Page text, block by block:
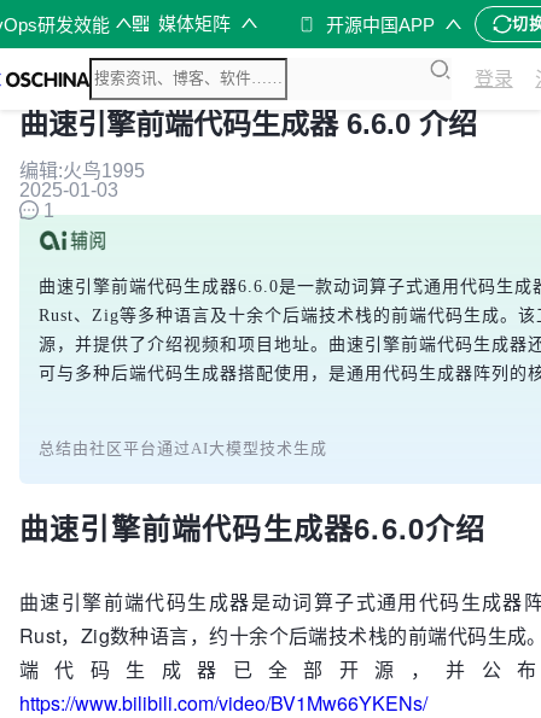
研发效能 媒体矩阵 开源中国APP 切
登录
曲速引擎前端代码生成器 6.6.0 介绍
编辑:火鸟1995
2025-01-03
1
曲速引擎前端代码生成器6.6.0是一款动词算子式通用代码生成
Rust、Zig等多种语言及十余个后端技术栈的前端代码生成。
源，并提供了介绍视频和项目地址。曲速引擎前端代码生成器
可与多种后端代码生成器搭配使用，是通用代码生成器阵列的
总结由社区平台通过AI大模型技术生成
曲速引擎前端代码生成器6.6.0介绍
曲速引擎前端代码生成器是动词算子式通用代码生成器
Rust，Zig数种语言，约十余个后端技术栈的前端代码生
端代码生成器已全部开源，并公
https://www.bilibili.com/video/BV1Mw66YKENs/